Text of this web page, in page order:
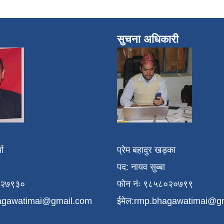
सुचना अधिकारी
प्रेम बहादुर खड्का
पद: नायव सुब्बा
फोन नंः ९८५८०२०७९९
ईमेल: